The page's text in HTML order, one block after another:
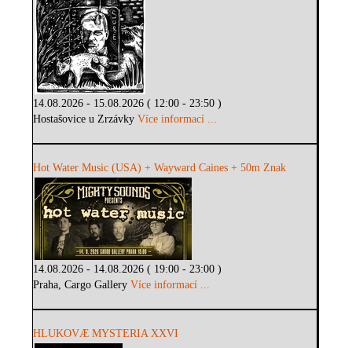
14.08.2026 - 15.08.2026 ( 12:00 - 23:50 )
Hostašovice u ZrzávkyVíce informací ...
Hot Water Music (USA) + Wayward Caines + 50m Znak
14.08.2026 - 14.08.2026 ( 19:00 - 23:00 )
Praha, Cargo GalleryVíce informací ...
HLUKOVÆ MYSTERIA XXVI